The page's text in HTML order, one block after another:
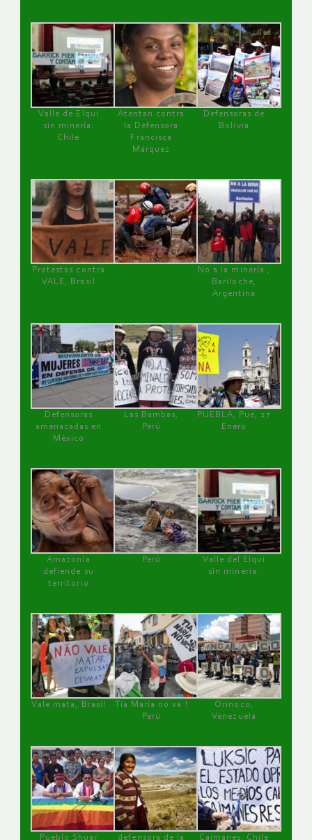
Valle de Elqui
sin minería.
Chile
Atentan contra
la Defensora
Francisca
Márquez
Defensoras de
Bolivia
Protestas contra
VALE, Brasil
No a la minería ,
Bariloche,
Argentina
Defensoras
amenazadas en
México
Las Bambas,
Perú
PUEBLA, Pue, 27
Enero
Amazonía
defiende su
territorio
Perú
Valle del Elqui
sin minería.
Vale mata, Brasil
Tía María no va !
Perú
Orinoco,
Venezuela
Pueblo Shuar defensora de la Caimanes, Chile